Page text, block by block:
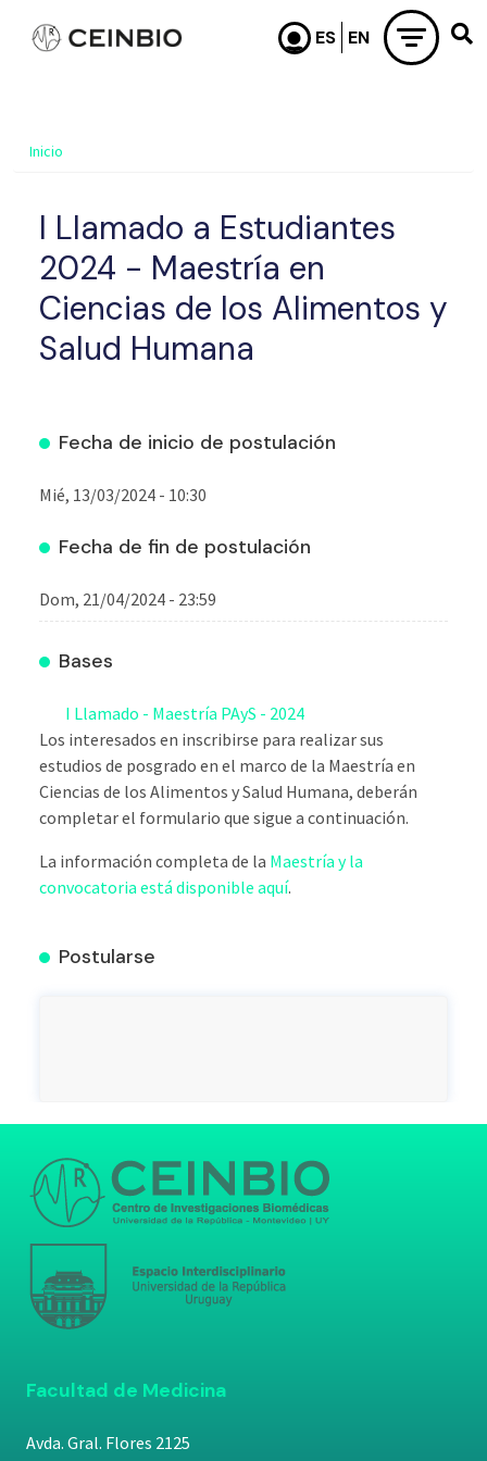
Pasar al contenido principal
Inicio
I Llamado a Estudiantes
2024 - Maestría en
Ciencias de los Alimentos y
Salud Humana
Fecha de inicio de postulación
Mié, 13/03/2024 - 10:30
Fecha de fin de postulación
Dom, 21/04/2024 - 23:59
Bases
I Llamado - Maestría PAyS - 2024
Los interesados en inscribirse para realizar sus
estudios de posgrado en el marco de la Maestría en
Ciencias de los Alimentos y Salud Humana, deberán
completar el formulario que sigue a continuación.
La información completa de la Maestría y la
convocatoria está disponible aquí.
Postularse
Facultad de Medicina
Avda. Gral. Flores 2125